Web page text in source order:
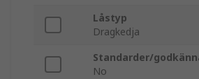
Låstyp
Dragkedja
Standarder/
No